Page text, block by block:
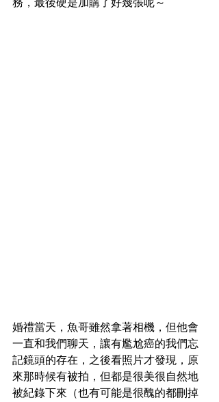
務，最後硬是加購了好幾張呢～
婚禮當天，魚哥雖然拿著相機，但他會
一直和我們聊天，讓有尷尬癌的我們忘
記鏡頭的存在，之後看照片才發現，原
來那時候有被拍，但都是很美很自然地
被紀錄下來（也有可能是很醜的都刪掉